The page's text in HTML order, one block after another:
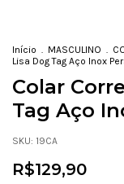
Início . MASCULINO .
Lisa Dog Tag Aço Inox
Colar
Tag Aço
SKU: 19CA
R$129,90